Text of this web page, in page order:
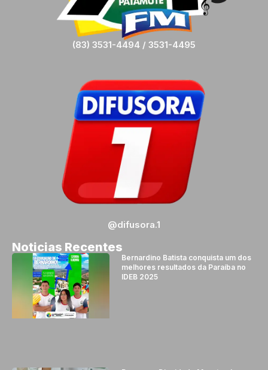
(83) 3531-4494 / 3531-4495
@difusora.1
Noticias Recentes
Bernardino Batista conquista um dos
melhores resultados da Paraíba no
IDEB 2025